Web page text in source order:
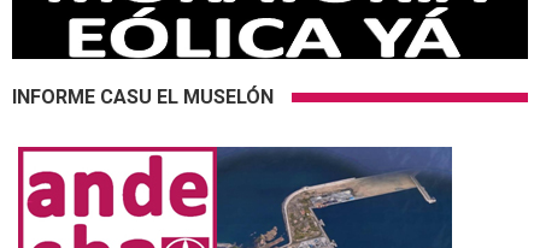
INFORME CASU EL MUSELÓN